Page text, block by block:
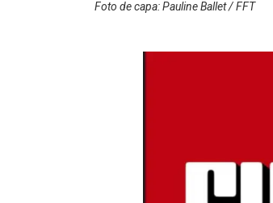
Foto de capa: Pauline Ballet / FFT